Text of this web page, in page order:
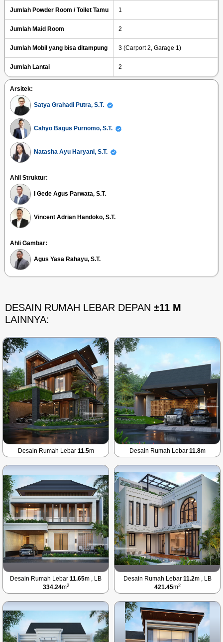
Jumlah Powder Room / Toilet Tamu 1
Jumlah Maid Room 2
Jumlah Mobil yang bisa ditampung 3 (Carport 2, Garage 1)
Jumlah Lantai 2
Arsitek:
Satya Grahadi Putra, S.T.
Cahyo Bagus Purnomo, S.T.
Natasha Ayu Haryani, S.T.
Ahli Struktur:
I Gede Agus Parwata, S.T.
Vincent Adrian Handoko, S.T.
Ahli Gambar:
Agus Yasa Rahayu, S.T.
DESAIN RUMAH LEBAR DEPAN ±11 M
LAINNYA:
Desain Rumah Lebar 11.5m Desain Rumah Lebar 11.8m
Desain Rumah Lebar 11.65m , LB
334.24m2
Desain Rumah Lebar 11.2m , LB
421.45m2